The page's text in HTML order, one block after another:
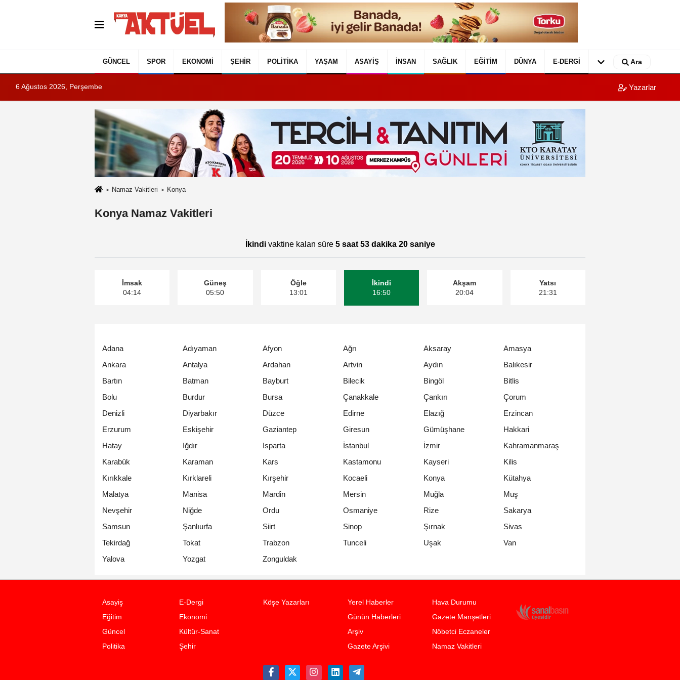
GÜNCEL SPOR EKONOMI ŞEHIR POLITIKA YAŞAM ASAYIŞ İNSAN SAĞLIK EĞITIM DÜNYA E-DERGI Ara
6 Ağustos 2026, Perşembe Yazarlar
Namaz Vakitleri Konya
Konya Namaz Vakitleri
İkindivaktine kalan süre 5 saat 53 dakika 19 saniye
İmsak
04:14
Güneş
05:50
Öğle
13:01
İkindi
16:50
Akşam
20:04
Yatsı
21:31
Adana Adıyaman Afyon Ağrı Aksaray
Amasya
Ankara
Antalya Ardahan Artvin Aydın
Balıkesir
Bartın
Batman Bayburt Bilecik Bingöl
Bitlis
Bolu
Burdur Bursa Çanakkale Çankırı
Çorum
Denizli
Diyarbakır Düzce Edirne Elazığ
Erzincan
Erzurum
Eskişehir Gaziantep Giresun Gümüşhane
Hakkari
Hatay
Iğdır Isparta İstanbul İzmir
Kahramanmaraş
Karabük
Karaman Kars Kastamonu Kayseri
Kilis
Kırıkkale
Kırklareli Kırşehir Kocaeli Konya
Kütahya
Malatya
Manisa Mardin Mersin Muğla
Muş
Nevşehir
Niğde Ordu Osmaniye Rize
Sakarya
Samsun
Şanlıurfa Siirt Sinop Şırnak
Sivas
Tekirdağ
Tokat Trabzon Tunceli Uşak
Van
Yalova
Yozgat Zonguldak
Asayiş
E-Dergi
Eğitim
Ekonomi
Güncel
Kültür-Sanat
Politika
Şehir
Köşe Yazarları
Yerel Haberler
Günün Haberleri
Arşiv
Gazete Arşivi
Hava Durumu
Gazete Manşetleri
Nöbetci Eczaneler
Namaz Vakitleri